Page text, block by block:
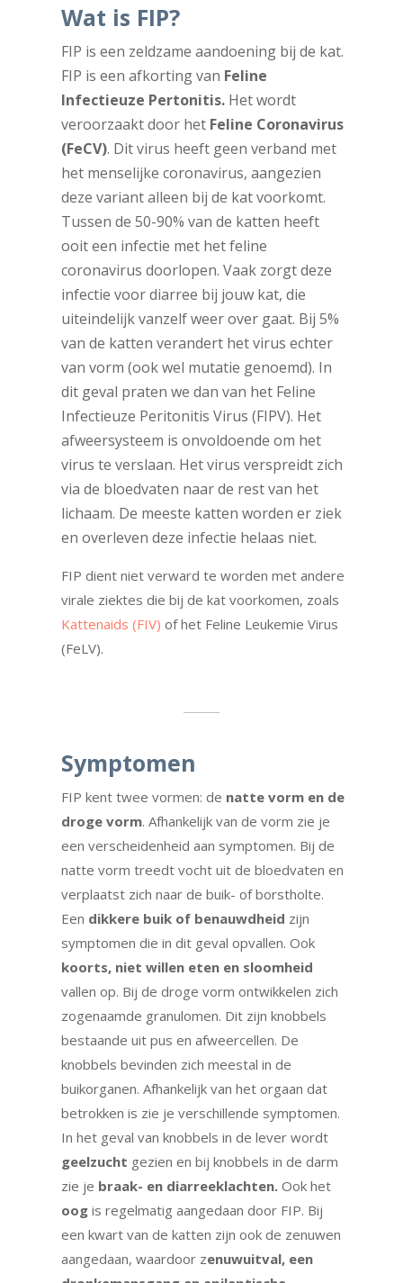
Wat is FIP?
FIP is een zeldzame aandoening bij de kat.
FIP is een afkorting van Feline
Infectieuze Pertonitis.Het wordt
veroorzaakt door het Feline Coronavirus
(FeCV). Dit virus heeft geen verband met
het menselijke coronavirus, aangezien
deze variant alleen bij de kat voorkomt.
Tussen de 50-90% van de katten heeft
ooit een infectie met het feline
coronavirus doorlopen. Vaak zorgt deze
infectie voor diarree bij jouw kat, die
uiteindelijk vanzelf weer over gaat. Bij 5%
van de katten verandert het virus echter
van vorm (ook wel mutatie genoemd). In
dit geval praten we dan van het Feline
Infectieuze Peritonitis Virus (FIPV). Het
afweersysteem is onvoldoende om het
virus te verslaan. Het virus verspreidt zich
via de bloedvaten naar de rest van het
lichaam. De meeste katten worden er ziek
en overleven deze infectie helaas niet.
FIP dient niet verward te worden met andere
virale ziektes die bij de kat voorkomen, zoals
Kattenaids (FIV) of het Feline Leukemie Virus
(FeLV).
Symptomen
FIP kent twee vormen: de natte vorm en de
droge vorm. Afhankelijk van de vorm zie je
een verscheidenheid aan symptomen. Bij de
natte vorm treedt vocht uit de bloedvaten en
verplaatst zich naar de buik- of borstholte.
Een dikkere buik of benauwdheid zijn
symptomen die in dit geval opvallen. Ook
koorts, niet willen eten en sloomheid
vallen op. Bij de droge vorm ontwikkelen zich
zogenaamde granulomen. Dit zijn knobbels
bestaande uit pus en afweercellen. De
knobbels bevinden zich meestal in de
buikorganen. Afhankelijk van het orgaan dat
betrokken is zie je verschillende symptomen.
In het geval van knobbels in de lever wordt
geelzucht gezien en bij knobbels in de darm
zie je braak- en diarreeklachten.Ook het
oogis regelmatig aangedaan door FIP. Bij
een kwart van de katten zijn ook de zenuwen
aangedaan, waardoor zenuwuitval, een